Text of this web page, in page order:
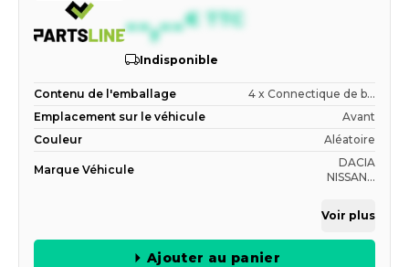
--,--€ TTC
Indisponible
Contenu de l'emballage
4 x Connectique de b...
Emplacement sur le véhicule
Avant
Couleur
Aléatoire
Marque Véhicule
DACIA
NISSAN...
Voir plus
Ajouter au panier